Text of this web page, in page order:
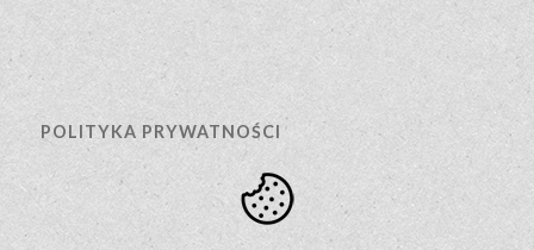
POLITYKA PRYWATNOŚCI